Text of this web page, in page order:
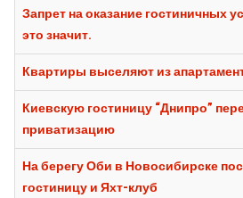
Запрет на оказание гостиничных
это значит.
Квартиры выселяют из
Киевскую гостиницу “Днипро”
приватизацию
На берегу Оби в Новосибирске
гостиницу и Яхт-клуб